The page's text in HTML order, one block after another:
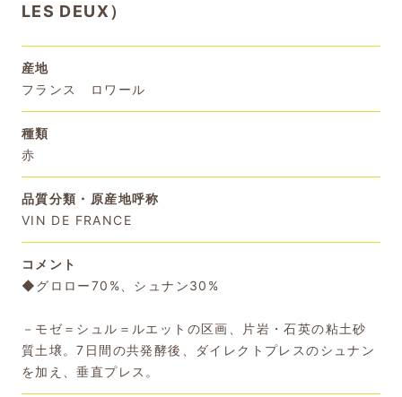
LES DEUX）
産地
フランス ロワール
種類
赤
品質分類・原産地呼称
VIN DE FRANCE
コメント
◆グロロー70%、シュナン30%
－モゼ＝シュル＝ルエットの区画、片岩・石英の粘土砂
質土壌。7日間の共発酵後、ダイレクトプレスのシュナン
を加え、垂直プレス。